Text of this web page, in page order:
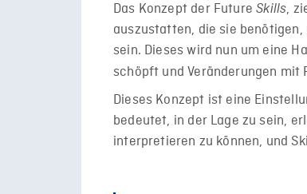
Das Konzept der FutureSkills,
auszustatten, die sie
sein. Dieses wird nun um eine
schöpft und Veränderungen
Dieses Konzept ist eine
bedeutet, in der Lage zu sein,
interpretieren zu können, und